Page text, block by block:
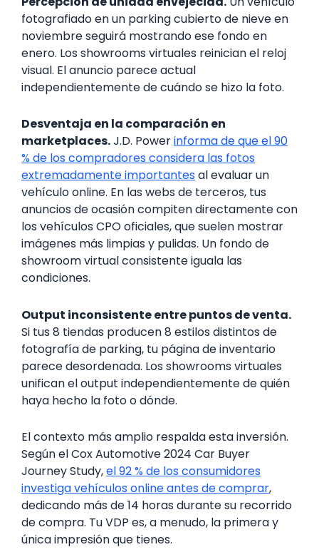
fotografiado en un parking cubierto de nieve en
noviembre seguirá mostrando ese fondo en
enero. Los showrooms virtuales reinician el reloj
visual. El anuncio parece actual
independientemente de cuándo se hizo la foto.
Desventaja en la comparación en
marketplaces.J.D. Powerinforma de que el 90
% de los compradores considera las fotos
extremadamente importantesal evaluar un
vehículo online. En las webs de terceros, tus
anuncios de ocasión compiten directamente con
los vehículos CPO oficiales, que suelen mostrar
imágenes más limpias y pulidas. Un fondo de
showroom virtual consistente iguala las
condiciones.
Output inconsistente entre puntos de venta.
Si tus 8 tiendas producen 8 estilos distintos de
fotografía de parking, tu página de inventario
parece desordenada. Los showrooms virtuales
unifican el output independientemente de quién
haya hecho la foto o dónde.
El contexto más amplio respalda esta inversión.
Según el Cox Automotive 2024 Car Buyer
Journey Study,el 92 % de los consumidores
investiga vehículos online antes de comprar,
dedicando más de 14 horas durante su recorrido
de compra. Tu VDP es, a menudo, la primera y
única impresión que tienes.